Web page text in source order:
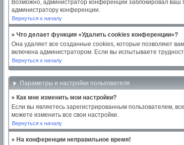
Возможно, администратор конференции заблокировал ваш
администратору конференции.
Вернуться к началу
» Что делает функция «Удалить cookies конференции»?
Она удаляет все созданные cookies, которые позволяют
включена администратором. Если вы испытываете
Вернуться к началу
Параметры и настройки пользователя
» Как мне изменить мои настройки?
Если вы являетесь зарегистрированным пользователем,
можете изменить все свои настройки.
Вернуться к началу
» На конференции неправильное время!